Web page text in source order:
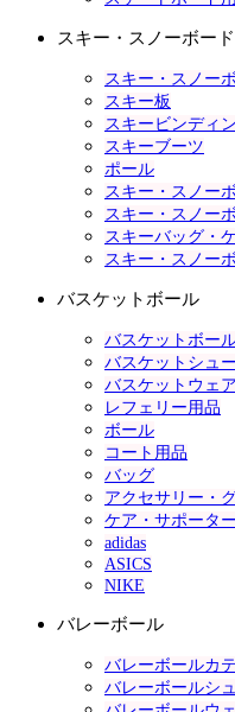
スキー・スノーボード
スキー・スノー
スキー板
スキービンディ
スキーブーツ
ポール
スキー・スノー
スキー・スノー
スキーバッグ・
スキー・スノー
バスケットボール
バスケットボー
バスケットシュ
バスケットウェア
レフェリー用品
ボール
コート用品
バッグ
アクセサリー・
ケア・サポータ
adidas
ASICS
NIKE
バレーボール
バレーボールカ
バレーボールシ